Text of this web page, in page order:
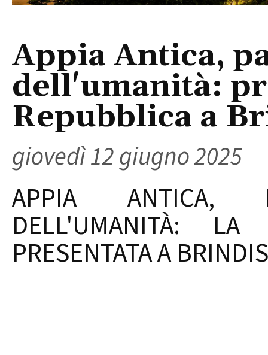
Appia Antica,
dell'umanità:
Repubblica a
giovedì 12 giugno 2025
APPIA ANTICA,
DELL'UMANITÀ:
PRESENTATA A